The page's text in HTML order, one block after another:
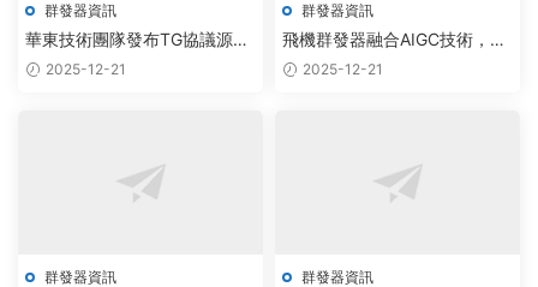
群發器資訊
華東技術團隊發布TG協議源
碼，飛機群發器實現智能調度
2025-12-21
群發器資訊
飛機群發器融合AIGC技術，智
能調度系統實現用戶增長成本
2025-12-21
群發器資訊 群發器資訊